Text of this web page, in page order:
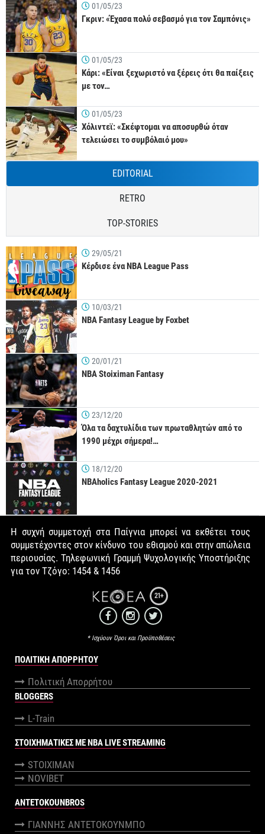
01/05/23
Γκριν: «Έχασα πολύ σεβασμό για τον Σαμπόνις»
01/05/23
Κάρι: «Είναι ξεχωριστό να ξέρεις ότι θα παίξεις
με τον…
01/05/23
Χόλιντεϊ: «Σκέφτομαι να αποσυρθώ όταν
τελειώσει το συμβόλαιό μου»
EDITORIAL
RETRO
TOP-STORIES
29/05/21
Κέρδισε ένα NBA League Pass
10/03/21
NBA Fantasy League by Foxbet
20/01/21
NBA Stoiximan Fantasy
23/12/20
Όλα τα δαχτυλίδια των πρωταθλητών από το
1990 μέχρι σήμερα!…
18/12/20
NBAholics Fantasy League 2020-2021
Η συχνή συμμετοχή στα Παίγνια μπορεί να εκθέτει τους
συμμετέχοντες στον κίνδυνο του εθισμού και στην απώλεια
περιουσίας. Τηλεφωνική Γραμμή Ψυχολογικής Υποστήριξης
για τον Τζόγο: 1454 & 1456
21+
* Ισχύουν Όροι και Προϋποθέσεις
ΠΟΛΙΤΙΚΉ ΑΠΟΡΡΉΤΟΥ
Πολιτική Απορρήτου
BLOGGERS
L-Train
ΣΤΟΙΧΗΜΑΤΙΚΕΣ ΜΕ NBA LIVE STREAMING
STOIXIMAN
NOVIBET
ANTETOKOUNBROS
ΓΙΑΝΝΗΣ ΑΝΤΕΤΟΚΟΥΝΜΠΟ